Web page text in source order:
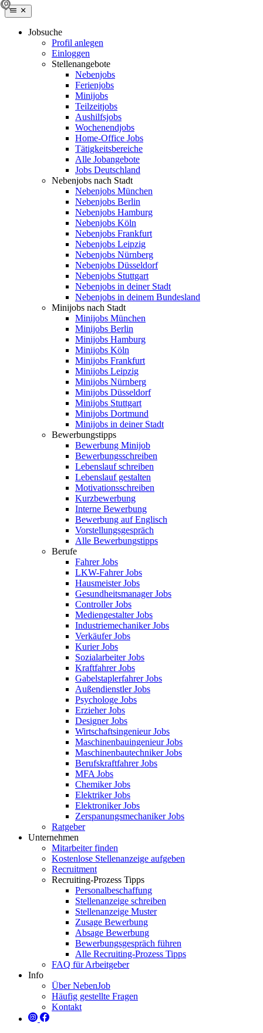
Jobsuche
Profil anlegen
Einloggen
Stellenangebote
Nebenjobs
Ferienjobs
Minijobs
Teilzeitjobs
Aushilfsjobs
Wochenendjobs
Home-Office Jobs
Tätigkeitsbereiche
Alle Jobangebote
Jobs Deutschland
Nebenjobs nach Stadt
Nebenjobs München
Nebenjobs Berlin
Nebenjobs Hamburg
Nebenjobs Köln
Nebenjobs Frankfurt
Nebenjobs Leipzig
Nebenjobs Nürnberg
Nebenjobs Düsseldorf
Nebenjobs Stuttgart
Nebenjobs in deiner Stadt
Nebenjobs in deinem Bundesland
Minijobs nach Stadt
Minijobs München
Minijobs Berlin
Minijobs Hamburg
Minijobs Köln
Minijobs Frankfurt
Minijobs Leipzig
Minijobs Nürnberg
Minijobs Düsseldorf
Minijobs Stuttgart
Minijobs Dortmund
Minijobs in deiner Stadt
Bewerbungstipps
Bewerbung Minijob
Bewerbungsschreiben
Lebenslauf schreiben
Lebenslauf gestalten
Motivationsschreiben
Kurzbewerbung
Interne Bewerbung
Bewerbung auf Englisch
Vorstellungsgespräch
Alle Bewerbungstipps
Berufe
Fahrer Jobs
LKW-Fahrer Jobs
Hausmeister Jobs
Gesundheitsmanager Jobs
Controller Jobs
Mediengestalter Jobs
Industriemechaniker Jobs
Verkäufer Jobs
Kurier Jobs
Sozialarbeiter Jobs
Kraftfahrer Jobs
Gabelstaplerfahrer Jobs
Außendienstler Jobs
Psychologe Jobs
Erzieher Jobs
Designer Jobs
Wirtschaftsingenieur Jobs
Maschinenbauingenieur Jobs
Maschinenbautechniker Jobs
Berufskraftfahrer Jobs
MFA Jobs
Chemiker Jobs
Elektriker Jobs
Elektroniker Jobs
Zerspanungsmechaniker Jobs
Ratgeber
Unternehmen
Mitarbeiter finden
Kostenlose Stellenanzeige aufgeben
Recruitment
Recruiting-Prozess Tipps
Personalbeschaffung
Stellenanzeige schreiben
Stellenanzeige Muster
Zusage Bewerbung
Absage Bewerbung
Bewerbungsgespräch führen
Alle Recruiting-Prozess Tipps
FAQ für Arbeitgeber
Info
Über NebenJob
Häufig gestellte Fragen
Kontakt